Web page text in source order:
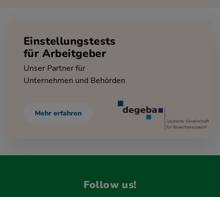
Einstellungstests
für Arbeitgeber
Unser Partner für
Unternehmen und Behörden
Mehr erfahren
Follow us!